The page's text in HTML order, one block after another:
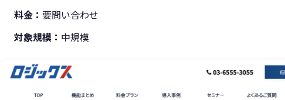
料金： 要問い合わせ
対象規模： 中規模